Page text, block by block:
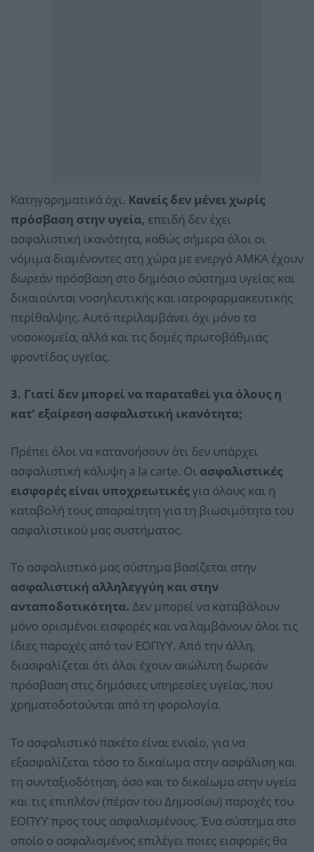
Κατηγορηματικά όχι. Κανείς δεν μένει χωρίς
πρόσβαση στην υγεία, επειδή δεν έχει
ασφαλιστική ικανότητα, καθώς σήμερα όλοι οι
νόμιμα διαμένοντες στη χώρα με ενεργό ΑΜΚΑ έχουν
δωρεάν πρόσβαση στο δημόσιο σύστημα υγείας και
δικαιούνται νοσηλευτικής και ιατροφαρμακευτικής
περίθαλψης. Αυτό περιλαμβάνει όχι μόνο τα
νοσοκομεία, αλλά και τις δομές πρωτοβάθμιας
φροντίδας υγείας.
3. Γιατί δεν μπορεί να παραταθεί για όλους η
κατ’ εξαίρεση ασφαλιστική ικανότητα;
Πρέπει όλοι να κατανοήσουν ότι δεν υπάρχει
ασφαλιστική κάλυψη a la carte. Οι ασφαλιστικές
εισφορές είναι υποχρεωτικέςγια όλους και η
καταβολή τους απαραίτητη για τη βιωσιμότητα του
ασφαλιστικού μας συστήματος.
Το ασφαλιστικό μας σύστημα βασίζεται στην
ασφαλιστική αλληλεγγύη και στην
ανταποδοτικότητα. Δεν μπορεί να καταβάλουν
μόνο ορισμένοι εισφορές και να λαμβάνουν όλοι τις
ίδιες παροχές από τον ΕΟΠΥΥ. Από την άλλη,
διασφαλίζεται ότι όλοι έχουν ακώλυτη δωρεάν
πρόσβαση στις δημόσιες υπηρεσίες υγείας, που
χρηματοδοτούνται από τη φορολογία.
Το ασφαλιστικό πακέτο είναι ενιαίο, για να
εξασφαλίζεται τόσο το δικαίωμα στην ασφάλιση και
τη συνταξιοδότηση, όσο και το δικαίωμα στην υγεία
και τις επιπλέον (πέραν του Δημοσίου) παροχές του
ΕΟΠΥΥ προς τους ασφαλισμένους. Ένα σύστημα στο
οποίο ο ασφαλισμένος επιλέγει ποιες εισφορές θα